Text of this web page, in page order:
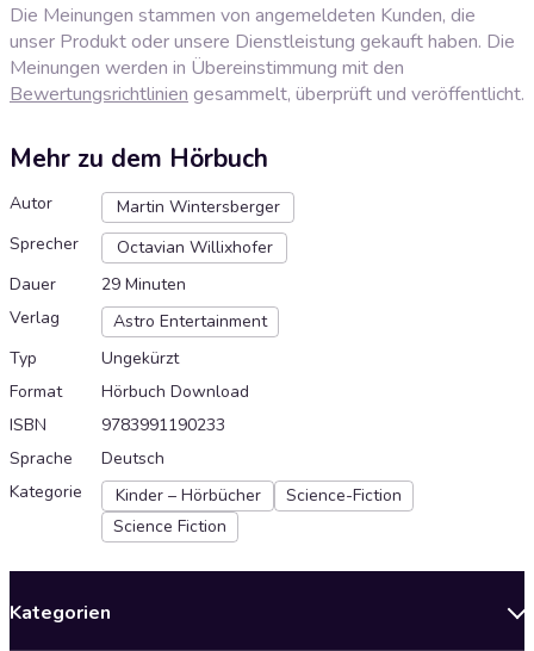
Die Meinungen stammen von angemeldeten Kunden, die
unser Produkt oder unsere Dienstleistung gekauft haben. Die
Meinungen werden in Übereinstimmung mit den
Bewertungsrichtlinien gesammelt, überprüft und veröffentlicht.
Mehr zu dem Hörbuch
Autor
Martin Wintersberger
Sprecher
Octavian Willixhofer
Dauer
29 Minuten
Verlag
Astro Entertainment
Typ
Ungekürzt
Format
Hörbuch Download
ISBN
9783991190233
Sprache
Deutsch
Kategorie
Kinder – Hörbücher
Science-Fiction
Science Fiction
Kategorien